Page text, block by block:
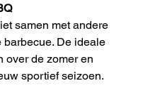
samen met andere
De ideale
over de zomer en
sportief seizoen.